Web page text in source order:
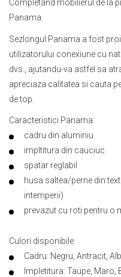
Completand mobilierul de la
Panama.
Sezlongul Panama a fost
utilizatorului conexiune cu
dvs., ajutandu-va astfel sa
apreciaza calitatea si cauta
de top.
Caracteristici Panama:
cadru din aluminiu
impltitura din cauciuc
spatar reglabil
husa saltea/perne din
intemperii)
prevazut cu roti pentru o
Culori disponibile:
Cadru: Negru, Antracit, Alb
Impletitura: Taupe, Maro,